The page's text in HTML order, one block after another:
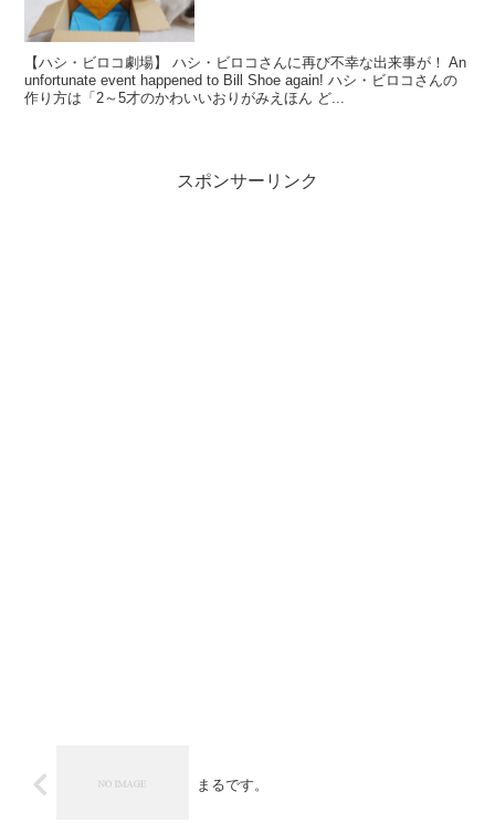
【ハシ・ビロコ劇場】 ハシ・ビロコさんに再び不幸な出来事が！ An
unfortunate event happened to Bill Shoe again! ハシ・ビロコさんの
作り方は「2～5才のかわいいおりがみえほん ど...
スポンサーリンク
まるです。